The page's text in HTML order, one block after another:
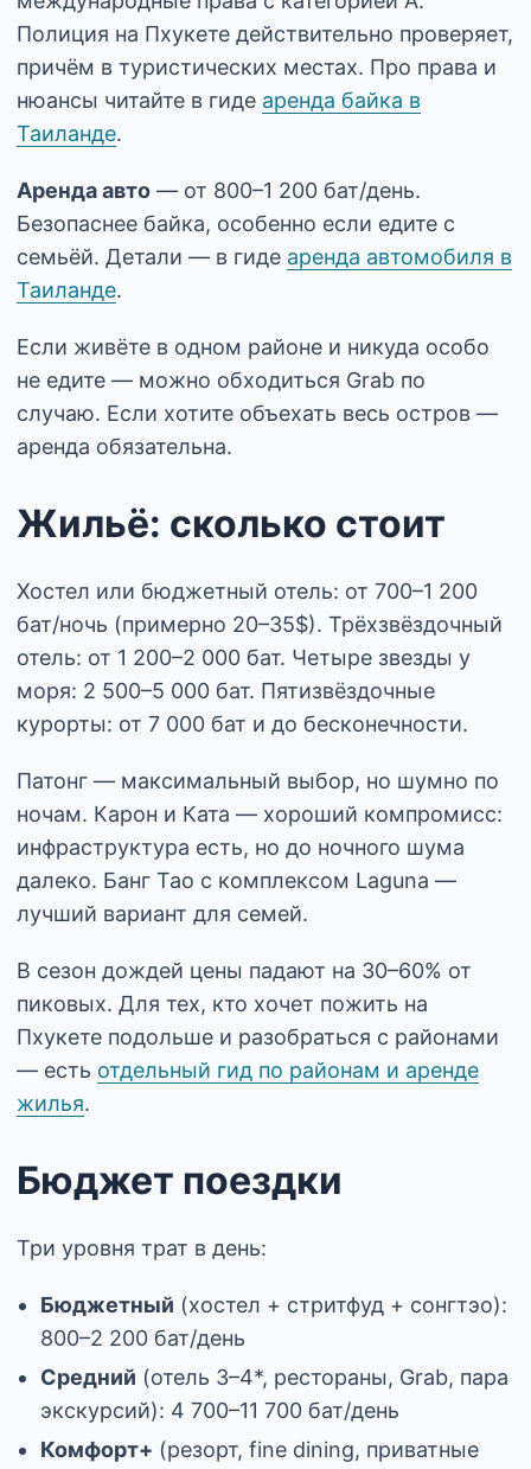
Полиция на Пхукете действительно проверяет,
причём в туристических местах. Про права и
нюансы читайте в гиде аренда байка в
Таиланде.
Аренда авто — от 800–1 200 бат/день.
Безопаснее байка, особенно если едите с
семьёй. Детали — в гиде аренда автомобиля в
Таиланде.
Если живёте в одном районе и никуда особо
не едите — можно обходиться Grab по
случаю. Если хотите объехать весь остров —
аренда обязательна.
Жильё: сколько стоит
Хостел или бюджетный отель: от 700–1 200
бат/ночь (примерно 20–35$). Трёхзвёздочный
отель: от 1 200–2 000 бат. Четыре звезды у
моря: 2 500–5 000 бат. Пятизвёздочные
курорты: от 7 000 бат и до бесконечности.
Патонг — максимальный выбор, но шумно по
ночам. Карон и Ката — хороший компромисс:
инфраструктура есть, но до ночного шума
далеко. Банг Тао с комплексом Laguna —
лучший вариант для семей.
В сезон дождей цены падают на 30–60% от
пиковых. Для тех, кто хочет пожить на
Пхукете подольше и разобраться с районами
— есть отдельный гид по районам и аренде
жилья.
Бюджет поездки
Три уровня трат в день:
Бюджетный (хостел + стритфуд + сонгтэо):
800–2 200 бат/день
Средний (отель 3–4*, рестораны, Grab, пара
экскурсий): 4 700–11 700 бат/день
Комфорт+ (резорт, fine dining, приватные